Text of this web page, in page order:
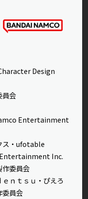
Design
員会
Entertainment
ス・ufotable
Inc.
委員会
ｎｔｓｕ・ぴえろ
員会